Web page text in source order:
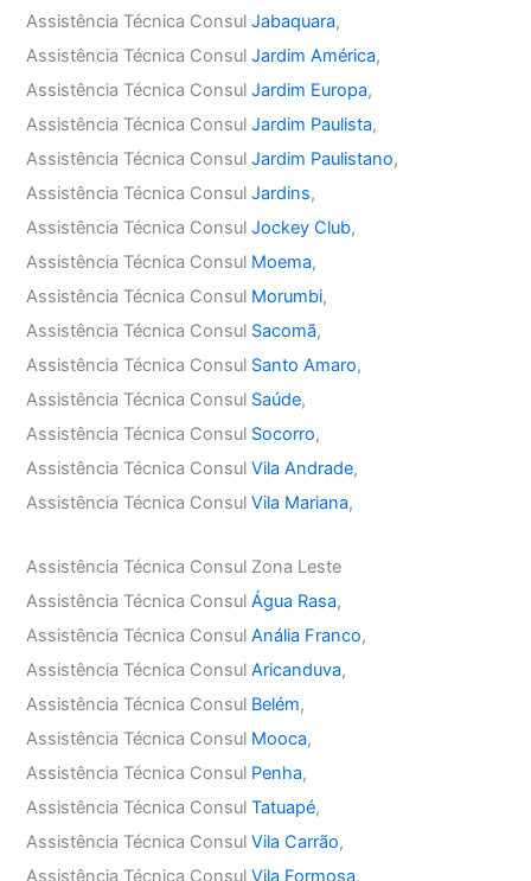
Assistência Técnica ConsulJabaquara,
Assistência Técnica ConsulJardim América,
Assistência Técnica ConsulJardim Europa,
Assistência Técnica ConsulJardim Paulista,
Assistência Técnica ConsulJardim Paulistano,
Assistência Técnica ConsulJardins,
Assistência Técnica ConsulJockey Club,
Assistência Técnica Consul Moema,
Assistência Técnica Consul Morumbi,
Assistência Técnica Consul Sacomã,
Assistência Técnica Consul Santo Amaro,
Assistência Técnica Consul Saúde,
Assistência Técnica Consul Socorro,
Assistência Técnica ConsulVila Andrade,
Assistência Técnica ConsulVila Mariana,
Assistência Técnica Consul Zona Leste
Assistência Técnica ConsulÁgua Rasa,
Assistência Técnica ConsulAnália Franco,
Assistência Técnica ConsulAricanduva,
Assistência Técnica Consul Belém,
Assistência Técnica Consul Mooca,
Assistência Técnica Consul Penha,
Assistência Técnica ConsulTatuapé,
Assistência Técnica ConsulVila Carrão,
Assistência Técnica ConsulVila Formosa,